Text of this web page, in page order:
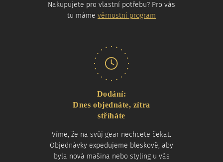
Nakupujete pro vlastní potřebu? Pro vás
tu máme věrnostní program
Dodání:
Dnes objednáte, zítra
stříháte
Víme, že na svůj gear nechcete čekat.
Objednávky expedujeme bleskově, aby
byla nová mašina nebo styling u vás